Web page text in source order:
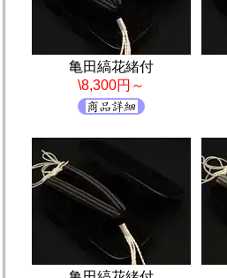
亀田縞花緒付
\8,300円～